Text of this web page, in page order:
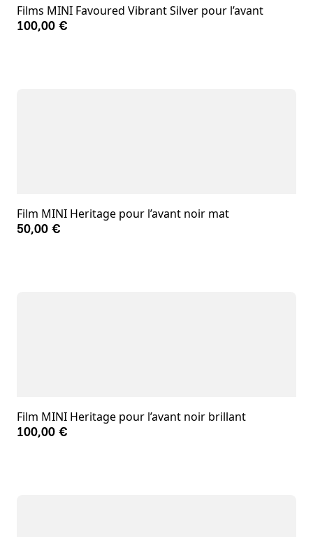
Films MINI Favoured Vibrant Silver pour l’avant
100,00 €
Film MINI Heritage pour l’avant noir mat
50,00 €
Film MINI Heritage pour l’avant noir brillant
100,00 €